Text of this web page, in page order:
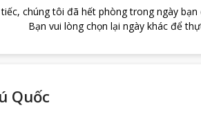
tiếc, chúng tôi đã hết phòng trong ngày bạn
Bạn vui lòng chọn lại ngày khác để
Quốc